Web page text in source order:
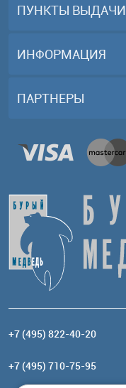
ПУНКТЫ ВЫДАЧИ
ИНФОРМАЦИЯ
ПАРТНЕРЫ
+7 (495) 822-40-20
+7 (495) 710-75-95